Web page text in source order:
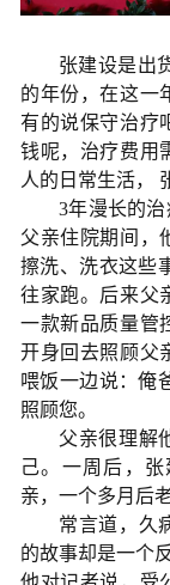
张建设是出
的年份，在这一
有的说保守治疗
钱呢，治疗费用
人的日常生活，
3年漫长的治
父亲住院期间，
擦洗、洗衣这些
往家跑。后来父
一款新品质量管
开身回去照顾父
喂饭一边说：俺
照顾您。
父亲很理解
己。一周后，
亲，一个多月后
常言道，久
的故事却是一个